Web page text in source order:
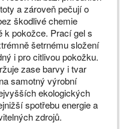
a zároveň pečují o
škodlivé chemie
k pokožce. Prací gel s
šetrnému složení
i pro citlivou pokožku.
zase barvy i tvar
samotný výrobní
ekologických
spotřebu energie a
zdrojů.